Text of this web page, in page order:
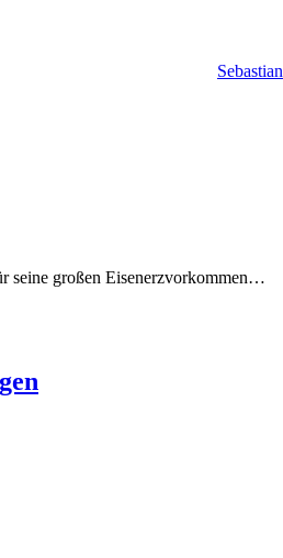
Sebastian
seine großen Eisenerzvorkommen…